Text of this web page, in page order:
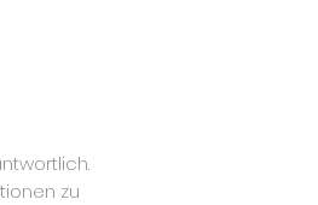
zu